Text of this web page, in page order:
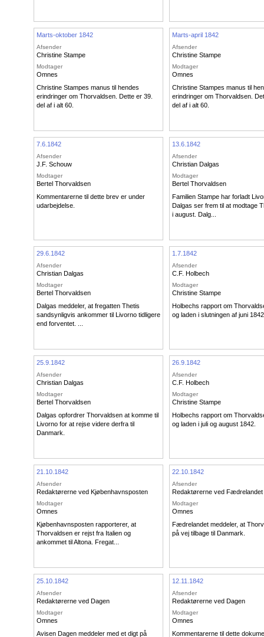
Marts-oktober 1842
Afsender
Christine Stampe
Modtager
Omnes
Christine Stampes manus til hendes
erindringer om Thorvaldsen. Dette er 39.
del af i alt 60.
Marts-april 1842
Afsender
Christine Stampe
Modtager
Omnes
Christine Stampes manus til
erindringer om Thorvaldsen.
del af i alt 60.
7.6.1842
Afsender
J.F. Schouw
Modtager
Bertel Thorvaldsen
Kommentarerne til dette brev er under
udarbejdelse.
13.6.1842
Afsender
Christian Dalgas
Modtager
Bertel Thorvaldsen
Familien Stampe har forladt
Dalgas ser frem til at modtage
i august. Dalg...
29.6.1842
Afsender
Christian Dalgas
Modtager
Bertel Thorvaldsen
Dalgas meddeler, at fregatten Thetis
sandsynligvis ankommer til Livorno tidligere
end forventet. ...
1.7.1842
Afsender
C.F. Holbech
Modtager
Christine Stampe
Holbechs rapport om
og laden i slutningen af juni
25.9.1842
Afsender
Christian Dalgas
Modtager
Bertel Thorvaldsen
Dalgas opfordrer Thorvaldsen at komme til
Livorno for at rejse videre derfra til
Danmark.
26.9.1842
Afsender
C.F. Holbech
Modtager
Christine Stampe
Holbechs rapport om
og laden i juli og august 1842.
21.10.1842
Afsender
Redaktørerne ved Kjøbenhavnsposten
Modtager
Omnes
Kjøbenhavnsposten rapporterer, at
Thorvaldsen er rejst fra Italien og
ankommet til Altona. Fregat...
22.10.1842
Afsender
Redaktørerne ved Fædrelandet
Modtager
Omnes
Fædrelandet meddeler, at
på vej tilbage til Danmark.
25.10.1842
Afsender
Redaktørerne ved Dagen
Modtager
Omnes
Avisen Dagen meddeler med et digt på
12.11.1842
Afsender
Redaktørerne ved Dagen
Modtager
Omnes
Kommentarerne til dette